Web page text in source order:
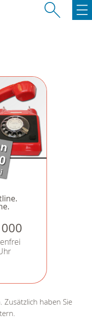
000
Zusätzlich haben Sie